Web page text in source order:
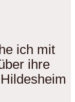
ich mit
ihre